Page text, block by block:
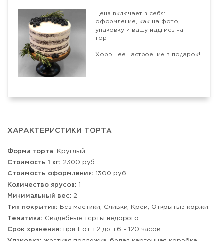
Цена включает в себя:
оформление, как на фото,
упаковку и вашу надпись на
торт.
Хорошее настроение в подарок!
ХАРАКТЕРИСТИКИ ТОРТА
Форма торта: Круглый
Стоимость 1 кг: 2300 руб.
Стоимость оформления: 1300 руб.
Количество ярусов: 1
Минимальный вес: 2
Тип покрытия: Без мастики, Сливки, Крем, Открытые коржи
Тематика: Свадебные торты недорого
Срок хранения: при t от +2 до +6 – 120 часов